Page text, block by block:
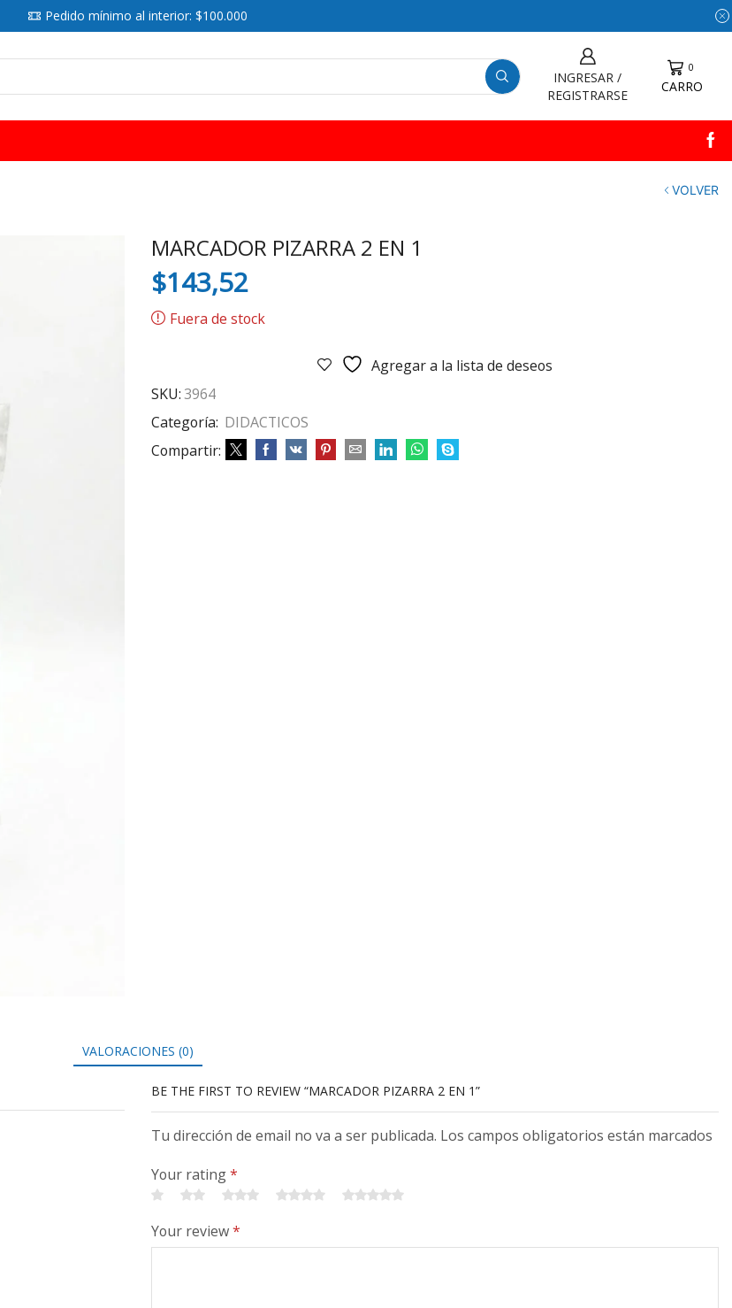
Pedido mínimo al interior: $100.000
INGRESAR /
REGISTRARSE
0
CARRO
VOLVER
MARCADOR PIZARRA 2 EN 1
$143,52
Fuera de stock
Agregar a la lista de deseos
SKU:3964
Categoría: DIDACTICOS
Compartir:
VALORACIONES (0)
BE THE FIRST TO REVIEW “MARCADOR PIZARRA 2 EN 1”
Tu dirección de email no va a ser publicada. Los campos obligatorios están marcados
Your rating*
Your review*